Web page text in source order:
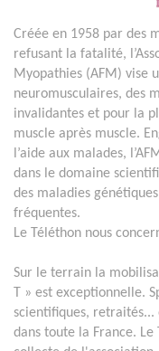
Créée en 1958 par des
refusant la fatalité,
Myopathies (AFM) vise
neuromusculaires, des
invalidantes et pour la
muscle après muscle.
l’aide aux malades,
dans le domaine
des maladies
fréquentes.
Le Téléthon nous
Sur le terrain la
T » est exceptionnelle.
scientifiques, retraités...
dans toute la France.